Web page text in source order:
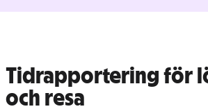
Tidrapportering för
och resa